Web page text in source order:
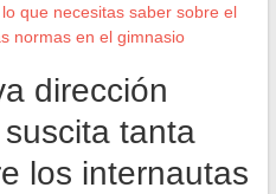
lo que necesitas saber sobre el
normas en el gimnasio
dirección
tanta
los internautas